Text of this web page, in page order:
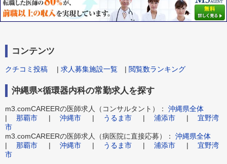
コンテンツ
クチコミ投稿 | 求人募集施設一覧 | 閲覧数ランキング
沖縄県×循環器内科の常勤求人を探す
m3.comCAREERの医師求人（コンサルタント）： 沖縄県全体
| 那覇市 | 沖縄市 | うるま市 | 浦添市 | 宜野湾
市
m3.comCAREERの医師求人（病医院に直接応募）： 沖縄県全体
| 那覇市 | 沖縄市 | うるま市 | 浦添市 | 宜野湾
市